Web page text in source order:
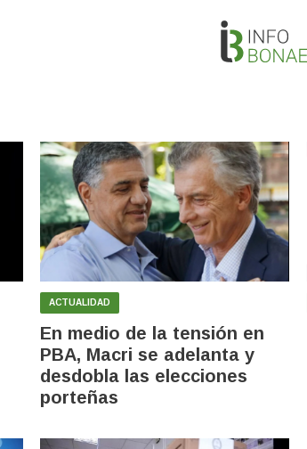
ACTUALIDAD
En medio de la tensión en
PBA, Macri se adelanta y
desdobla las elecciones
porteñas